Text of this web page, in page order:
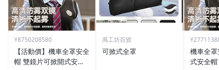
Y8750208580
【活動價】機車全罩安全
帽 雙鏡片可掀開式安全
禹工坊百貨
可掀式全罩
機車全
式安全